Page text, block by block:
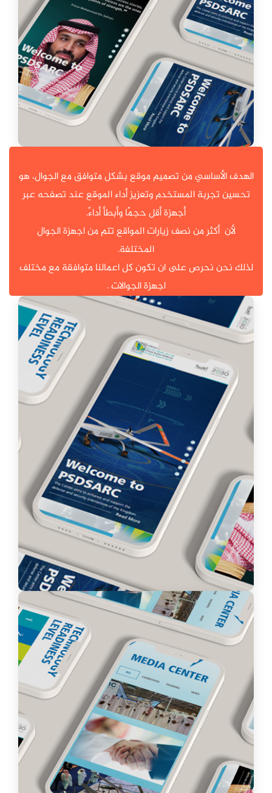
الهدف الأساسي من تصميم موقع بشكل متوافق مع الجوال، هو
تحسين تجربة المستخدم وتعزيز أداء الموقع عند تصفحه عبر
أجهزة أقل حجمًا وأبطأ أداءً.
لأن أكثر من نصف زيارات المواقع تتم من اجهزة الجوال
المختلفة.
لذلك نحن نحرص على ان تكون كل اعمالنا متوافقة مع مختلف
اجهزة الجوالات .